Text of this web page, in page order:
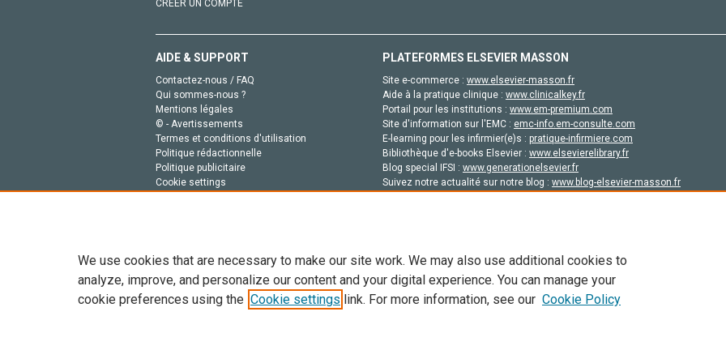
CRÉER UN COMPTE
AIDE & SUPPORT
Contactez-nous / FAQ
Qui sommes-nous ?
Mentions légales
© - Avertissements
Termes et conditions d'utilisation
Politique rédactionnelle
Politique publicitaire
Cookie settings
PLATEFORMES ELSEVIER MASSON
Site e-commerce : www.elsevier-masson.fr
Aide à la pratique clinique : www.clinicalkey.fr
Portail pour les institutions : www.em-premium.com
Site d'information sur l'EMC : emc-info.em-consulte.com
E-learning pour les infirmier(e)s : pratique-infirmiere.com
Bibliothèque d'e-books Elsevier : www.elsevierelibrary.fr
Blog special IFSI : www.generationelsevier.fr
Suivez notre actualité sur notre blog : www.blog-elsevier-masson.fr
Tout le contenu de ce site: Copyright © 2026 Elsevier, ses concédants de licence et ses contributeurs. Tout les droits sont réservés,
de données, a la formation en IA et aux technologies similaires. Pour tout contenu en libre accès, les conditions de licence
We use cookies that are necessary to make our site work. We may also use additional cookies to
analyze, improve, and personalize our content and your digital experience. You can manage your
cookie preferences using the Cookie settings link. For more information, see our Cookie Policy